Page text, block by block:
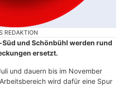
REDAKTION
und Schönbühl werden rund
ersetzt.
und dauern bis im November
wird dafür eine Spur